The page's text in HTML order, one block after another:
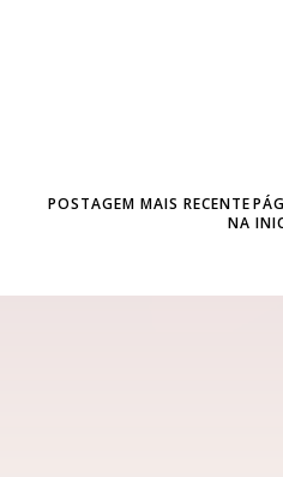
POSTAGEM MAIS RECENTE
NA